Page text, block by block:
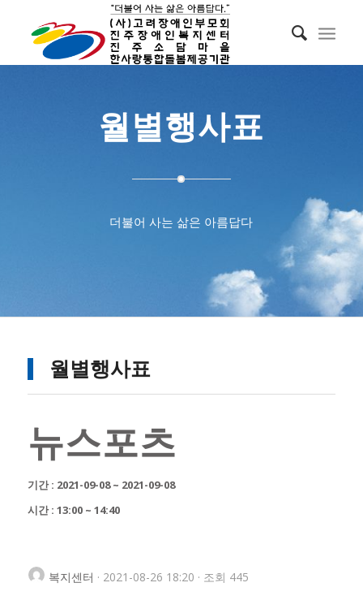
월별행사표
더불어 사는 삶은 아름답다
월별행사표
뉴스포츠
기간 : 2021-09-08 ~ 2021-09-08
시간 : 13:00 ~ 14:40
복지센터 · 2021-08-26 18:20 · 조회 445